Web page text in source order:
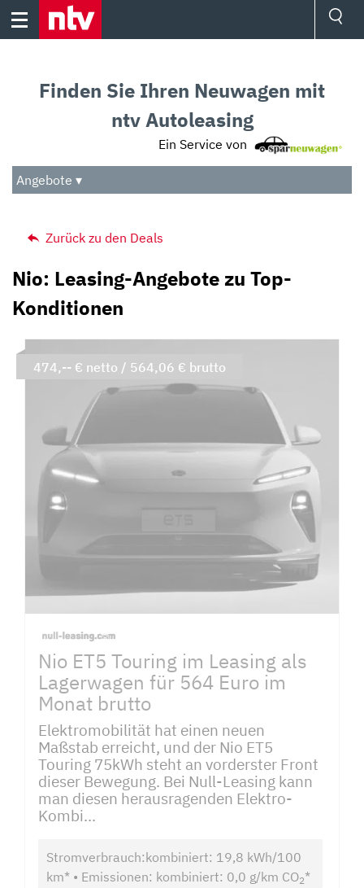
Skip
Audio
Das Beste
Finden Sie Ihren Neuwagen mit
ntv Autoleasing
Ein Service von
Angebote ▾
Zurück zu den Deals
Nio: Leasing-Angebote zu Top-
Konditionen
Nio ET5 Touring im Leasing als
Lagerwagen für 564 Euro im
Monat brutto
Elektromobilität hat einen neuen
Maßstab erreicht, und der Nio ET5
Touring 75kWh steht an vorderster Front
dieser Bewegung. Bei Null-Leasing kann
man diesen herausragenden Elektro-
Kombi...
Stromverbrauch:kombiniert: 19,8 kWh/100
km* • Emissionen: kombiniert: 0,0 g/km CO2*
474,-- € netto / 564,06 € brutto